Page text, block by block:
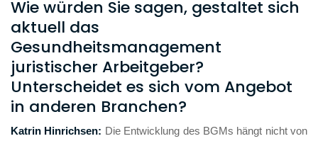
Wie würden Sie sagen, gestaltet sich
aktuell das
Gesundheitsmanagement
juristischer Arbeitgeber?
Unterscheidet es sich vom Angebot
in anderen Branchen?
Katrin Hinrichsen: Die Entwicklung des BGMs hängt nicht von